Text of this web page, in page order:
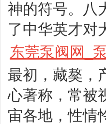
神的符号。八
了中华英才对
东莞泵阀网_
最初，藏獒，
心著称，常被
宙各地，性情